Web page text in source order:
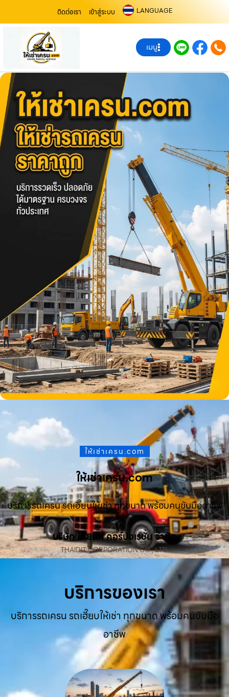
ติดต่อเรา เข้าสู่ระบบ LANGUAGE
เมนู
ให้เช่าเครน.com
ให้เช่าเครน.com
บริการรถเครน รถเฮี๊ยบให้เช่า ทุกขนาด พร้อมคนขับมืออาชีพ
บริษัท ไทยดิท คอร์ปอเรชั่น จำกัด
THAIDIT CORPORATION CO., LTD.
บริการของเรา
บริการรถเครน รถเฮี๊ยบให้เช่า ทุกขนาด พร้อมคนขับมือ
อาชีพ